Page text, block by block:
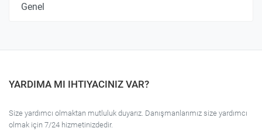
Genel
YARDIMA MI IHTIYACINIZ VAR?
Size yardımcı olmaktan mutluluk duyarız. Danışmanlarımız size yardımcı
olmak için 7/24 hizmetinizdedir.